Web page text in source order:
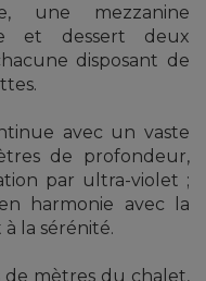
une mezzanine
et dessert deux
disposant de
avec un vaste
de profondeur,
par ultra-violet ;
harmonie avec la
la sérénité.
de mètres du chalet,